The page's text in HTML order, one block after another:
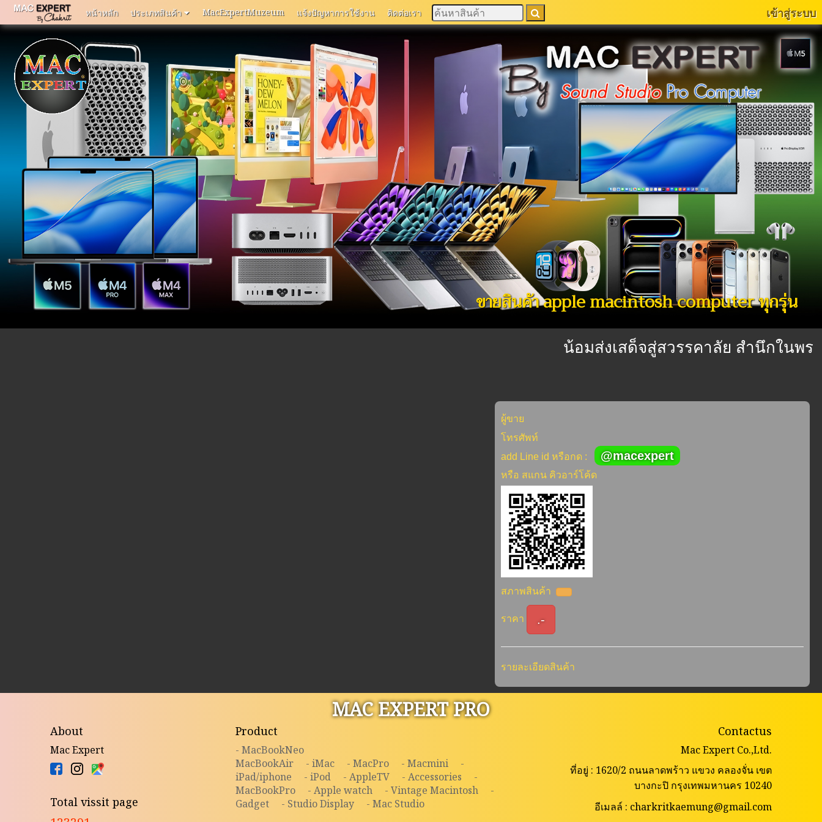
หน้า
หลัก
MacExpertMuzeum
แจ้ง
งาน
เรา
ประเภท
สินค้า
หน้าหลัก ประเภทสินค้า MacExpertMuzeum แจ้งปัญหาการใช้งาน ติดต่อเรา เข้าสู่ระบบ
ขายสินค้า apple macintosh computer ทุกรุ่น
น้อมส่งเสด็จสู่สวรรคาลัย สำนึกในพระม
ผู้ขาย
โทรศัพท์
add Line id หรือกด :
@macexpert
หรือ สแกน คิวอาร์โค้ด
สภาพสินค้า
ราคา .-
รายละเอียดสินค้า
MAC EXPERT PRO
About
Mac Expert
Total vissit page
Product
- MacBookNeo
MacBookAir
- iMac - MacPro - Macmini
-
iPad/iphone
- iPod - AppleTV - Accessories
-
MacBookPro
- Apple watch - Vintage Macintosh
-
Gadget
- Studio Display - Mac Studio
Contactus
Mac Expert Co.,Ltd.
ที่อยู่ : 1620/2 ถนนลาดพร้าว แขวง คลองจั่น เขต
บางกะปิ กรุงเทพมหานคร 10240
อีเมลล์ : charkritkaemung@gmail.com